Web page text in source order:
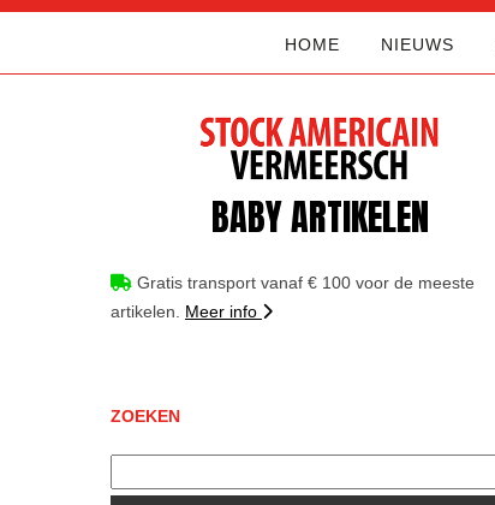
HOME NIEUWS
BABY ARTIKELEN
Gratis transport vanaf € 100 voor de meeste
artikelen. Meer info
ZOEKEN